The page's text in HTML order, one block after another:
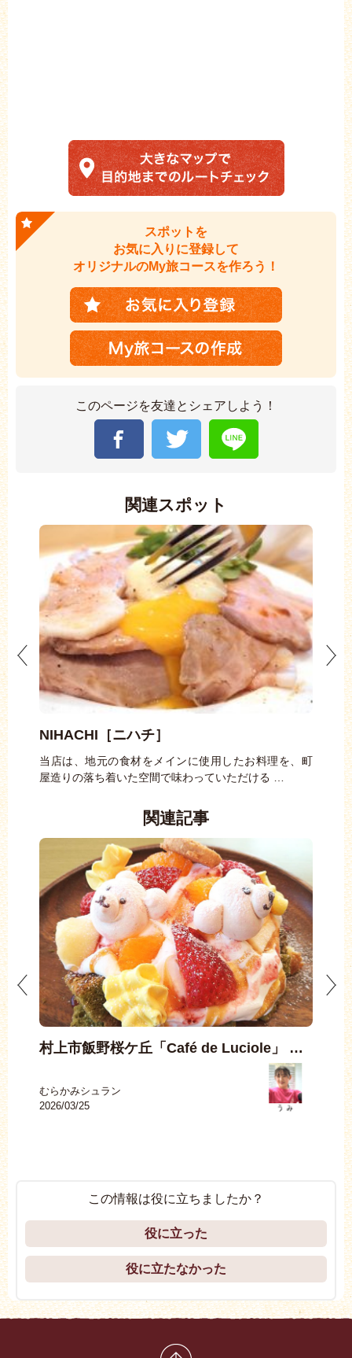
スポットを
お気に入りに登録して
オリジナルのMy旅コースを作ろう！
このページを友達とシェアしよう！
関連スポット
の
NIHACHI［ニハチ］
当店は、地元の食材をメインに使用したお料理を、町
屋造りの落ち着いた空間で味わっていただける …
村
数
関連記事
村上市飯野桜ケ丘「Café de Luciole」 …
むらかみシュラン
2026/03/25
む
この情報は役に立ちましたか？
役に立った
役に立たなかった